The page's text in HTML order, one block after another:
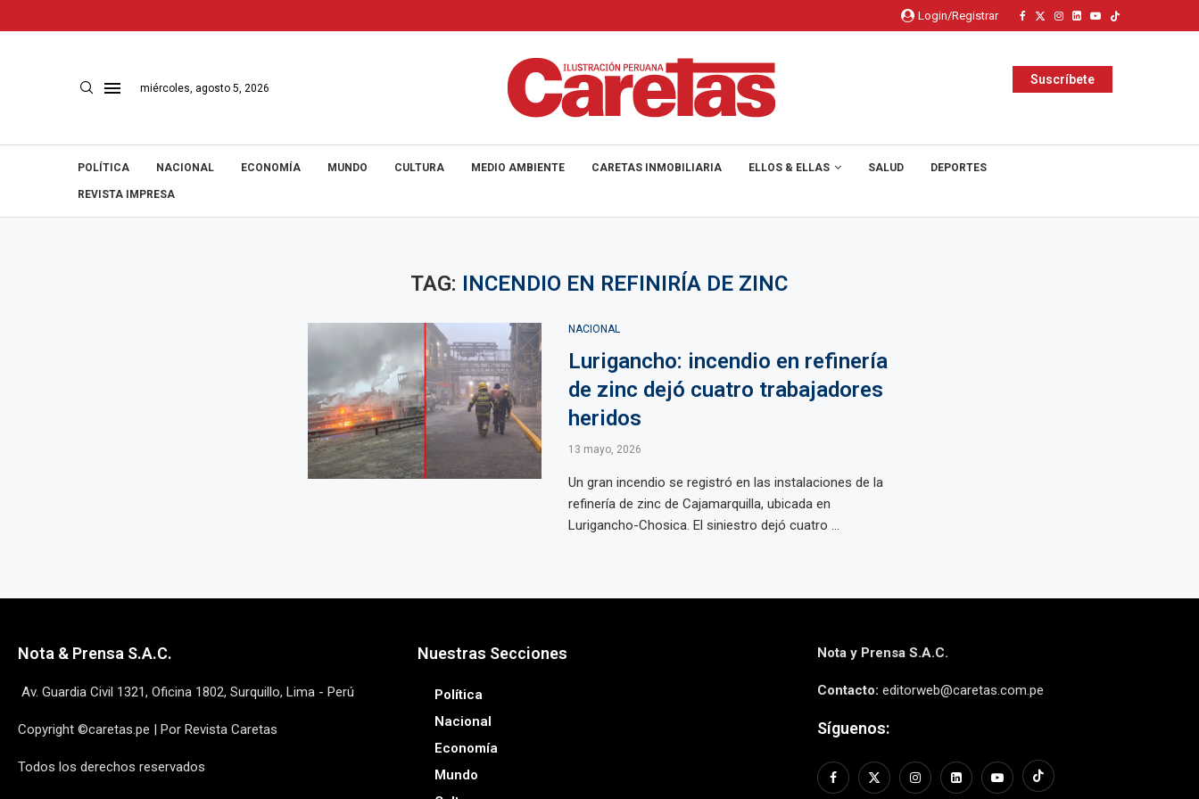
Login/Registrar
miércoles, agosto 5, 2026
Suscríbete
POLÍTICA NACIONAL ECONOMÍA MUNDO CULTURA MEDIO AMBIENTE CARETAS INMOBILIARIA ELLOS & ELLAS SALUD DEPORTES
REVISTA IMPRESA
TAG: INCENDIO EN REFINIRÍA DE ZINC
NACIONAL
Lurigancho: incendio en refinería
de zinc dejó cuatro trabajadores
heridos
13 mayo, 2026
Un gran incendio se registró en las instalaciones de la
refinería de zinc de Cajamarquilla, ubicada en
Lurigancho-Chosica. El siniestro dejó cuatro ...
Nota & Prensa S.A.C.
Av. Guardia Civil 1321, Oficina 1802, Surquillo, Lima - Perú
Copyright ©caretas.pe | Por Revista Caretas
Todos los derechos reservados
Nuestras Secciones
Política
Nacional
Economía
Mundo
Nota y Prensa S.A.C.
Contacto: editorweb@caretas.com.pe
Síguenos: